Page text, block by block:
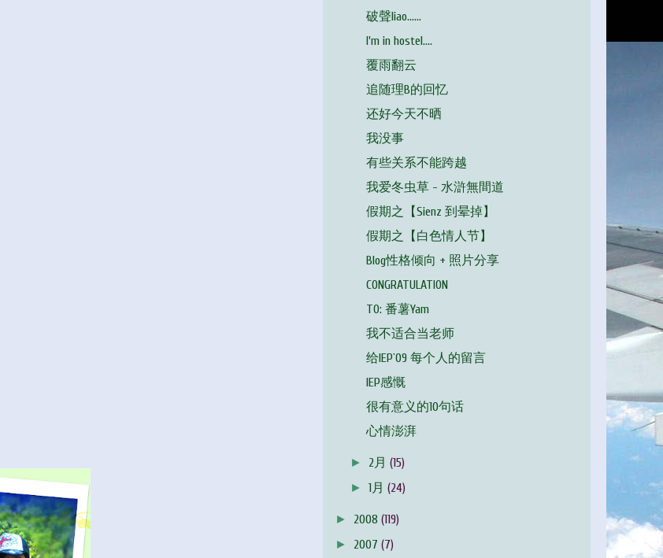
破聲liao……
I'm in hostel....
覆雨翻云
追随理B的回忆
还好今天不晒
我没事
有些关系不能跨越
我爱冬虫草 - 水滸無間道
假期之【Sienz 到晕掉】
假期之【白色情人节】
Blog性格倾向 + 照片分享
CONGRATULATION
TO: 番薯Yam
我不适合当老师
给IEP`09 每个人的留言
IEP感慨
很有意义的10句话
心情澎湃
► 2月(15)
►1月(24)
► 2008 (119)
► 2007 (7)